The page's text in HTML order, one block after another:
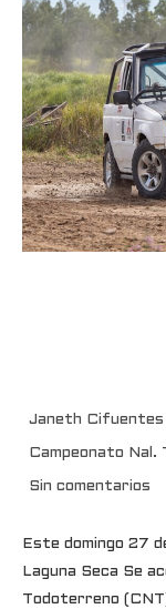
Janeth Cifuentes
Campeonato Nal.
Sin comentarios
Este domingo 27
Laguna Seca Se
Todoterreno